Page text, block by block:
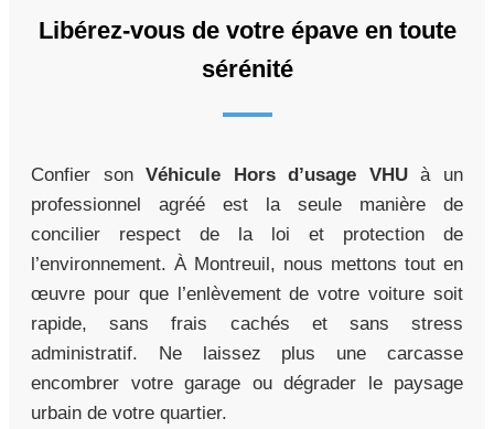
Libérez-vous de votre épave en toute
sérénité
Confier sonVéhicule Hors d’usage VHUà un
professionnel agréé est la seule manière de
concilier respect de la loi et protection de
l’environnement. À Montreuil, nous mettons tout en
œuvre pour que l’enlèvement de votre voiture soit
rapide, sans frais cachés et sans stress
administratif. Ne laissez plus une carcasse
encombrer votre garage ou dégrader le paysage
urbain de votre quartier.